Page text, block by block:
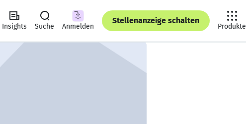
Insights Suche Anmelden
Stellenanzeige schalten
Produkte